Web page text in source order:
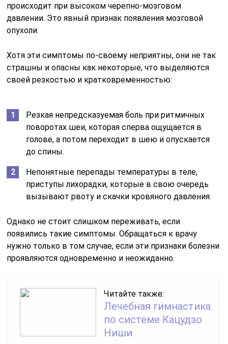
происходит при высоком черепно-мозговом
давлении. Это явный признак появления мозговой
опухоли.
Хотя эти симптомы по-своему неприятны, они не так
страшны и опасны как некоторые, что выделяются
своей резкостью и кратковременностью:
Резкая непредсказуемая боль при ритмичных
поворотах шеи, которая сперва ощущается в
голове, а потом переходит в шею и опускается
до спины.
Непонятные перепады температуры в теле,
приступы лихорадки, которые в свою очередь
вызывают рвоту и скачки кровяного давления.
Однако не стоит слишком переживать, если
появились такие симптомы. Обращаться к врачу
нужно только в том случае, если эти признаки болезни
проявляются одновременно и неожиданно.
Читайте также:
Лечебная гимнастика
по системе Кацудзо
Ниши